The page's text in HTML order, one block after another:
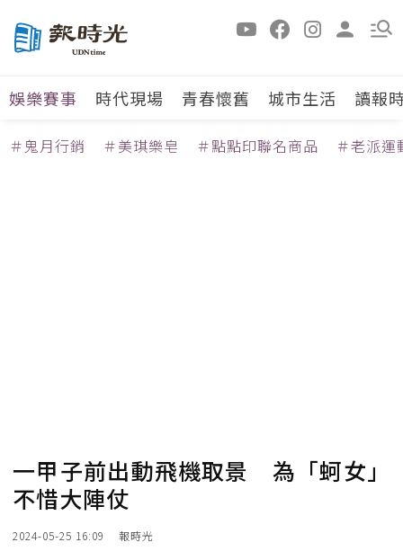
娛樂賽事 時代現場 青春懷舊 城市生活 讀報
＃鬼月行銷 ＃美琪樂皂 ＃點點印聯名商品 ＃老派運
一甲子前出動飛機取景 為「蚵女」
不惜大陣仗
2024-05-25 16:09 報時光